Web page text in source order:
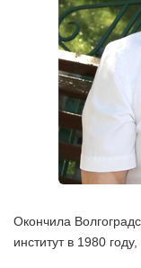
Окончила
институт в 1980